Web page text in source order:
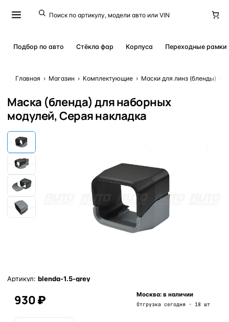
Подбор по авто Стёкла фар Корпуса Переходные рамки
Главная › Магазин › Комплектующие › Маски для линз (бленды) ›
Маска (бленда) для наборных
модулей, Серая накладка
Артикул: blenda-1.5-grey
930 ₽ Москва: в наличии
Отгрузка сегодня · 18 шт